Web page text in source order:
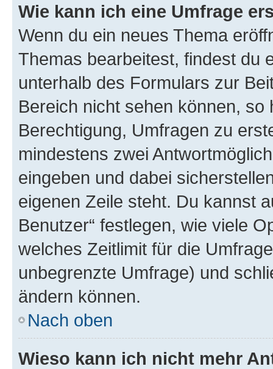
Wie kann ich eine Umfrage
Wenn du ein neues Thema
Themas bearbeitest, findest du
unterhalb des Formulars zur
Bereich nicht sehen können,
Berechtigung, Umfragen zu
mindestens zwei
eingeben und dabei
eigenen Zeile steht. Du kannst
Benutzer“ festlegen, wie viele
welches Zeitlimit für die
unbegrenzte Umfrage) und
ändern können.
Nach oben
Wieso kann ich nicht mehr